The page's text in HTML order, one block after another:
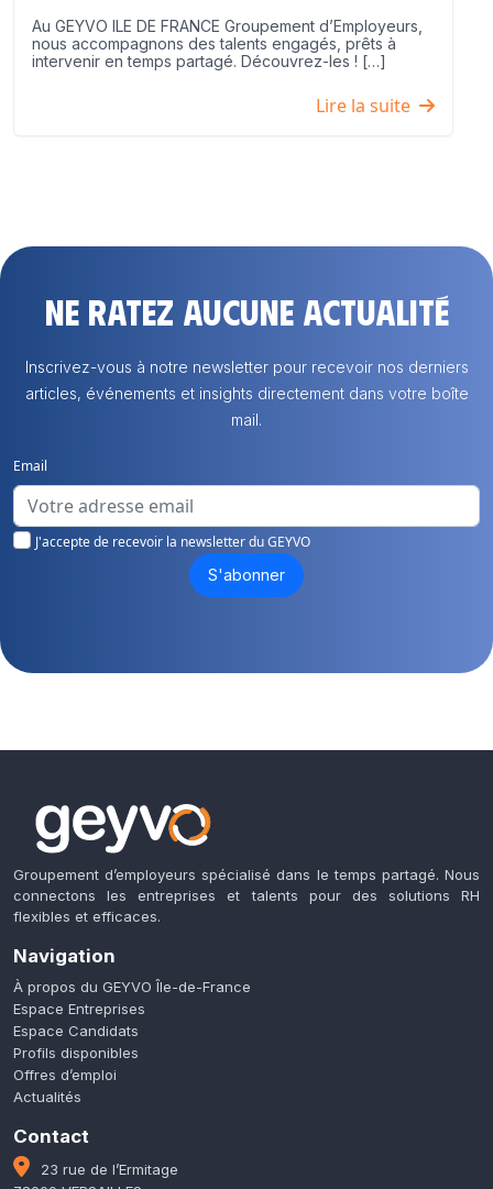
Au GEYVO ILE DE FRANCE Groupement d’Employeurs,
nous accompagnons des talents engagés, prêts à
intervenir en temps partagé. Découvrez-les ! […]
Lire la suite
Ne ratez aucune actualité
Inscrivez-vous à notre newsletter pour recevoir nos derniers
articles, événements et insights directement dans votre boîte
mail.
Email
J'accepte de recevoir la newsletter du GEYVO
S'abonner
Groupement d’employeurs spécialisé dans le temps partagé. Nous
connectons les entreprises et talents pour des solutions RH
flexibles et efficaces.
Navigation
À propos du GEYVO Île-de-France
Espace Entreprises
Espace Candidats
Profils disponibles
Offres d’emploi
Actualités
Contact
23 rue de l’Ermitage